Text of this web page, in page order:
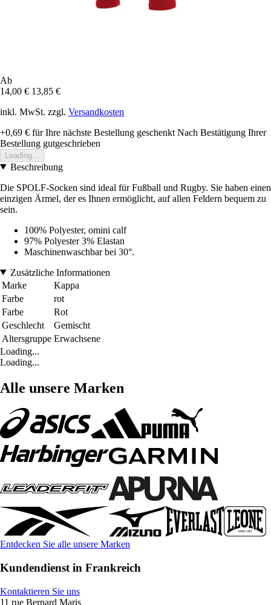
Ab
14,00 € 13,85 €
inkl. MwSt. zzgl. Versandkosten
+0,69 € für Ihre nächste Bestellung geschenkt Nach Bestätigung Ihrer
Bestellung gutgeschrieben
Loading...
Beschreibung
Die SPOLF-Socken sind ideal für Fußball und Rugby. Sie haben einen
einzigen Ärmel, der es Ihnen ermöglicht, auf allen Feldern bequem zu
sein.
100% Polyester, omini calf
97% Polyester 3% Elastan
Maschinenwaschbar bei 30°.
Zusätzliche Informationen
Marke
Kappa
Farbe
rot
Farbe
Rot
Geschlecht
Gemischt
Altersgruppe Erwachsene
Loading...
Loading...
Alle unsere Marken
Entdecken Sie alle unsere Marken
Kundendienst in Frankreich
Kontaktieren Sie uns
11 rue Bernard Maris